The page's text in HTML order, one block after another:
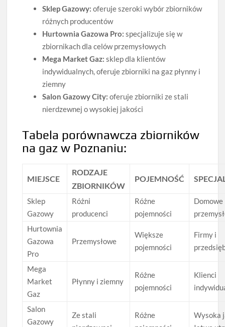
Sklep Gazowy: oferuje szeroki wybór zbiorników
różnych producentów
Hurtownia Gazowa Pro: specjalizuje się w
zbiornikach dla celów przemysłowych
Mega Market Gaz: sklep dla klientów
indywidualnych, oferuje zbiorniki na gaz płynny i
ziemny
Salon Gazowy City: oferuje zbiorniki ze stali
nierdzewnej o wysokiej jakości
Tabela porównawcza zbiorników
na gaz w Poznaniu:
MIEJSCE
RODZAJE
ZBIORNIKÓW
POJEMNOŚĆ
Sklep
Gazowy
Różni
producenci
Różne
pojemności
Domowe
Hurtownia
Gazowa
Pro
Przemysłowe
Większe
pojemności
Firmy i
Mega
Market
Gaz
Płynny i ziemny
Różne
pojemności
Klienci
Salon
Gazowy
Ze stali
Różne
Wysoka